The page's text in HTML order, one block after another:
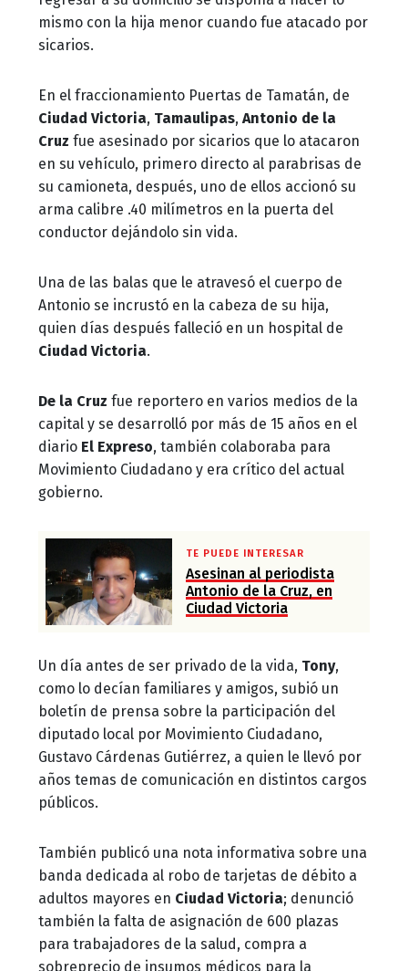
mismo con la hija menor cuando fue atacado por
sicarios.
En el fraccionamiento Puertas de Tamatán, de
Ciudad Victoria, Tamaulipas, Antonio de la
Cruz fue asesinado por sicarios que lo atacaron
en su vehículo, primero directo al parabrisas de
su camioneta, después, uno de ellos accionó su
arma calibre .40 milímetros en la puerta del
conductor dejándolo sin vida.
Una de las balas que le atravesó el cuerpo de
Antonio se incrustó en la cabeza de su hija,
quien días después falleció en un hospital de
Ciudad Victoria.
De la Cruz fue reportero en varios medios de la
capital y se desarrolló por más de 15 años en el
diario El Expreso, también colaboraba para
Movimiento Ciudadano y era crítico del actual
gobierno.
TE PUEDE INTERESAR
Asesinan al periodista
Antonio de la Cruz, en
Ciudad Victoria
Un día antes de ser privado de la vida, Tony,
como lo decían familiares y amigos, subió un
boletín de prensa sobre la participación del
diputado local por Movimiento Ciudadano,
Gustavo Cárdenas Gutiérrez, a quien le llevó por
años temas de comunicación en distintos cargos
públicos.
También publicó una nota informativa sobre una
banda dedicada al robo de tarjetas de débito a
adultos mayores en Ciudad Victoria; denunció
también la falta de asignación de 600 plazas
para trabajadores de la salud, compra a
sobreprecio de insumos médicos para la